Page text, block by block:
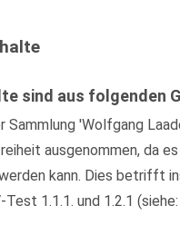
sind aus folgenden
Sammlung 'Wolfgang
ausgenommen, da
kann. Dies betrifft
Test 1.1.1. und 1.2.1